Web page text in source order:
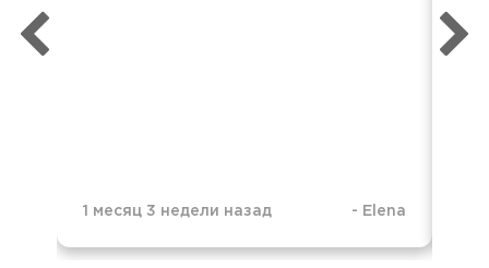
1 месяц 3 недели назад - Elena